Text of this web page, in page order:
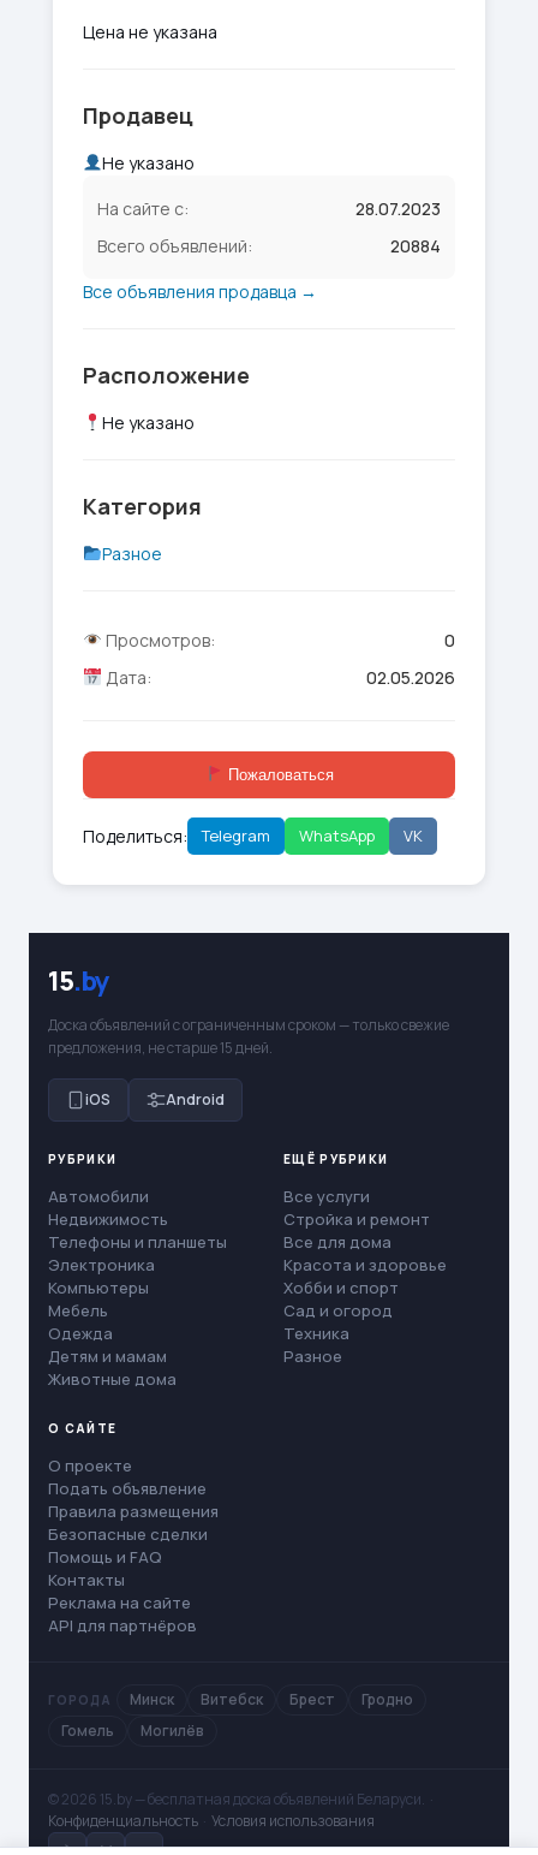
Цена не указана
Продавец
Не указано
На сайте с:
28.07.2023
Всего объявлений:
20884
Все объявления продавца →
Расположение
Не указано
Категория
Разное
Просмотров:
0
Дата:
02.05.2026
Пожаловаться
Поделиться: Telegram WhatsApp VK
15.by
Доска объявлений с ограниченным сроком — только свежие
предложения, не старше 15 дней.
iOS Android
РУБРИКИ
Автомобили
Недвижимость
Телефоны и планшеты
Электроника
Компьютеры
Мебель
Одежда
Детям и мамам
Животные дома
ЕЩЁ РУБРИКИ
Все услуги
Стройка и ремонт
Все для дома
Красота и здоровье
Хобби и спорт
Сад и огород
Техника
Разное
О САЙТЕ
О проекте
Подать объявление
Правила размещения
Безопасные сделки
Помощь и FAQ
Контакты
Реклама на сайте
API для партнёров
ГОРОДА Минск Витебск Брест
Гродно
Гомель
Могилёв
© 2026 15.by — бесплатная доска объявлений Беларуси. ·
Конфиденциальность · Условия использования